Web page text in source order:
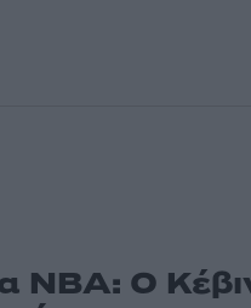
NBA: Ο